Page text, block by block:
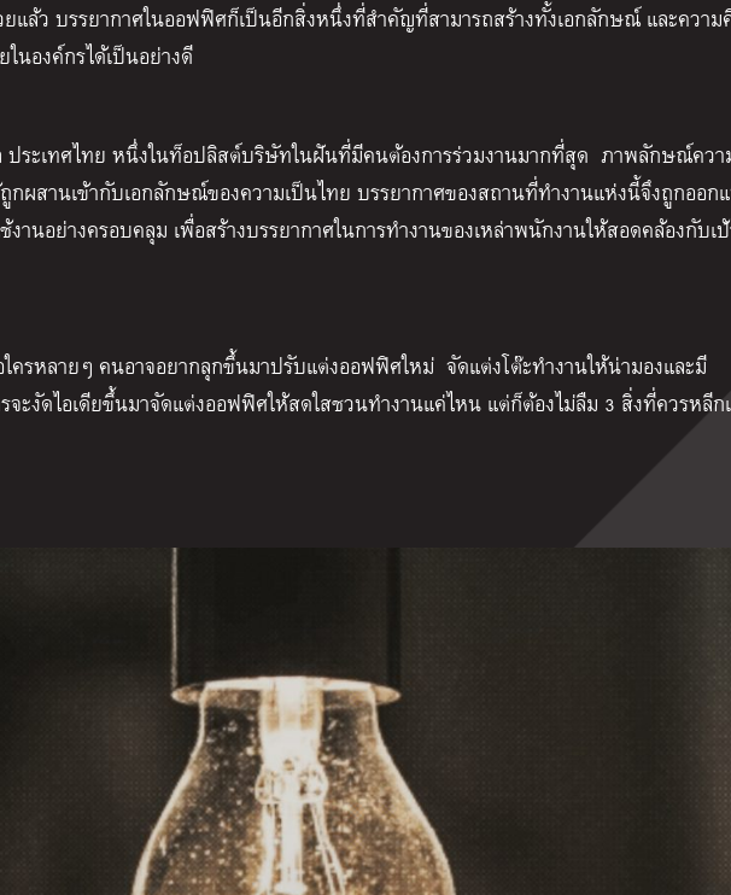
ยแล้ว บรรยากาศในออฟฟิศก็เป็นอีกสิ่งหนึ่งที่สำคัญที่สามารถสร้างทั้งเอกลักษณ์ และความ
นองค์กรได้เป็นอย่างดี
ประเทศไทย หนึ่งในท็อปลิสต์บริษัทในฝันที่มีคนต้องการร่วมงานมากที่สุด ภาพลักษณ์คว
กผสานเข้ากับเอกลักษณ์ของความเป็นไทย บรรยากาศของสถานที่ทำงานแห่งนี้จึงถูกออก
านอย่างครอบคลุม เพื่อสร้างบรรยากาศในการทำงานของเหล่าพนักงานให้สอดคล้องกับเ
ครหลายๆ คนอาจอยากลุกขึ้นมาปรับแต่งออฟฟิศใหม่ จัดแต่งโต๊ะทำงานให้น่ามองและมี
จะงัดไอเดียขึ้นมาจัดแต่งออฟฟิศให้สดใสชวนทำงานแค่ไหน แต่ก็ต้องไม่ลืม 3 สิ่งที่ควรหลีก